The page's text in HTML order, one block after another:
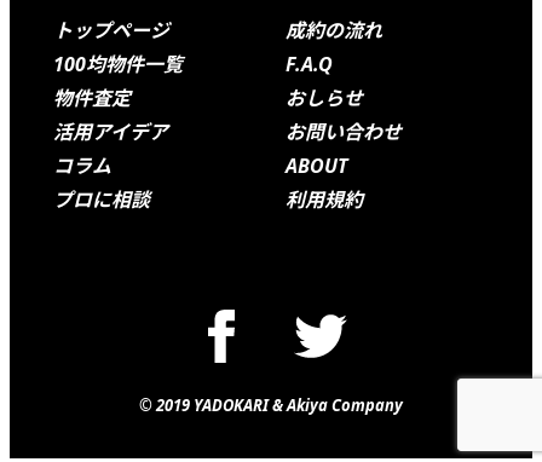
トップページ
100均物件一覧
物件査定
活用アイデア
コラム
プロに相談
成約の流れ
F.A.Q
おしらせ
お問い合わせ
ABOUT
利用規約
© 2019 YADOKARI & Akiya Company